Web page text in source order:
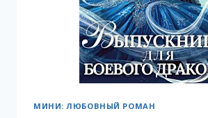
МИНИ: ЛЮБОВНЫЙ РОМАН